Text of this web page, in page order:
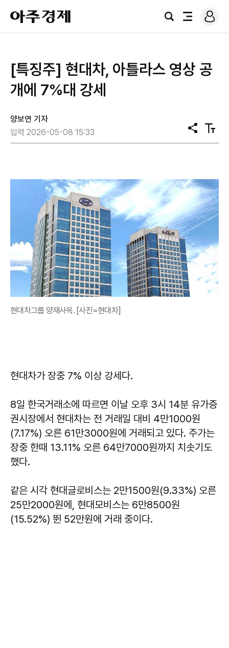
아
주
경
검
전
로
그
[특징주] 현대차, 아틀라스 영상 공
개에 7%대 강세
양보연 기자
입력 2026-05-08 15:33
공
유
텍
스
현대차그룹 양재사옥. [사진=현대차]
현대차가 장중 7% 이상 강세다.
8일 한국거래소에 따르면 이날 오후 3시 14분 유가증
권시장에서 현대차는 전 거래일 대비 4만1000원
(7.17%) 오른 61만3000원에 거래되고 있다. 주가는
장중 한때 13.11% 오른 64만7000원까지 치솟기도
했다.
같은 시각 현대글로비스는 2만1500원(9.33%) 오른
25만2000원에, 현대모비스는 6만8500원
(15.52%) 뛴 52만원에 거래 중이다.